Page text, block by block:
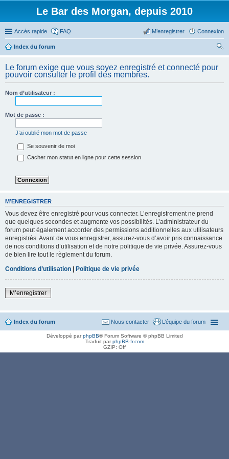
Le Bar des Morgan, depuis 2010
Accès rapide FAQ Connexion
M’enregistrer
Index du forum
her
ch
Le forum exige que vous soyez enregistré et connecté pour
pouvoir consulter le profil des membres.
Nom d’utilisateur :
Mot de passe :
J’ai oublié mon mot de passe
Se souvenir de moi
Cacher mon statut en ligne pour cette session
M’ENREGISTRER
Vous devez être enregistré pour vous connecter. L’enregistrement ne prend
que quelques secondes et augmente vos possibilités. L’administrateur du
forum peut également accorder des permissions additionnelles aux utilisateurs
enregistrés. Avant de vous enregistrer, assurez-vous d’avoir pris connaissance
de nos conditions d’utilisation et de notre politique de vie privée. Assurez-vous
de bien lire tout le règlement du forum.
Conditions d’utilisation | Politique de vie privée
M’enregistrer
Index du forum L’équipe du forum
Nous contacter
Développé parphpBB® Forum Software © phpBB Limited
Traduit parphpBB-fr.com
GZIP: Off